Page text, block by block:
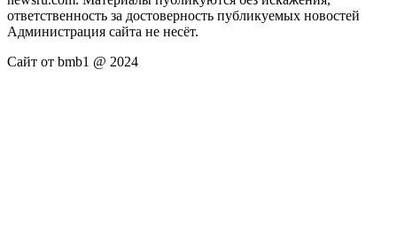
ответственность за достоверность публикуемых новостей
Администрация сайта не несёт.
Сайт от bmb1 @ 2024